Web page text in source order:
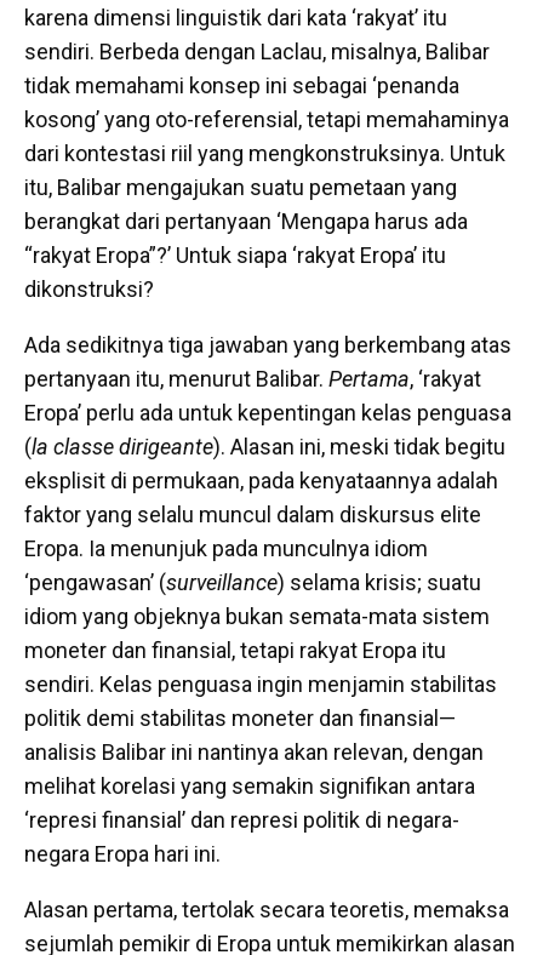
karena dimensi linguistik dari kata ‘rakyat’ itu
sendiri. Berbeda dengan Laclau, misalnya, Balibar
tidak memahami konsep ini sebagai ‘penanda
kosong’ yang oto-referensial, tetapi memahaminya
dari kontestasi riil yang mengkonstruksinya. Untuk
itu, Balibar mengajukan suatu pemetaan yang
berangkat dari pertanyaan ‘Mengapa harus ada
“rakyat Eropa”?’ Untuk siapa ‘rakyat Eropa’ itu
dikonstruksi?
Ada sedikitnya tiga jawaban yang berkembang atas
pertanyaan itu, menurut Balibar. Pertama, ‘rakyat
Eropa’ perlu ada untuk kepentingan kelas penguasa
(la classe dirigeante). Alasan ini, meski tidak begitu
eksplisit di permukaan, pada kenyataannya adalah
faktor yang selalu muncul dalam diskursus elite
Eropa. Ia menunjuk pada munculnya idiom
‘pengawasan’ (surveillance) selama krisis; suatu
idiom yang objeknya bukan semata-mata sistem
moneter dan finansial, tetapi rakyat Eropa itu
sendiri. Kelas penguasa ingin menjamin stabilitas
politik demi stabilitas moneter dan finansial—
analisis Balibar ini nantinya akan relevan, dengan
melihat korelasi yang semakin signifikan antara
‘represi finansial’ dan represi politik di negara-
negara Eropa hari ini.
Alasan pertama, tertolak secara teoretis, memaksa
sejumlah pemikir di Eropa untuk memikirkan alasan